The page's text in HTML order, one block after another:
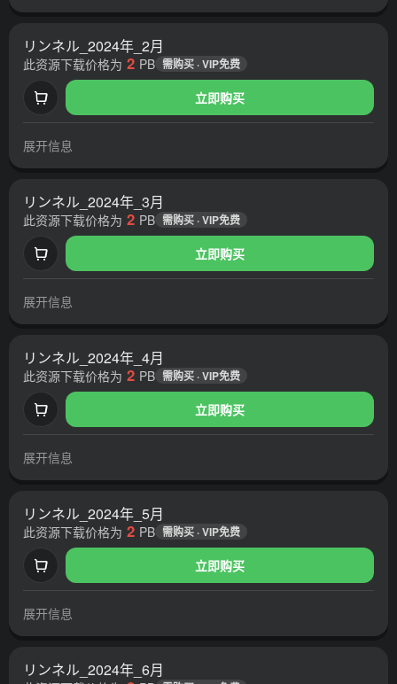
リンネル_2024年_2月
立即购买
此资源下载价格为 2 PB 需购买 · VIP免费
展开信息
リンネル_2024年_3月
立即购买
此资源下载价格为 2 PB 需购买 · VIP免费
展开信息
リンネル_2024年_4月
立即购买
此资源下载价格为 2 PB 需购买 · VIP免费
展开信息
リンネル_2024年_5月
立即购买
此资源下载价格为 2 PB 需购买 · VIP免费
展开信息
リンネル_2024年_6月